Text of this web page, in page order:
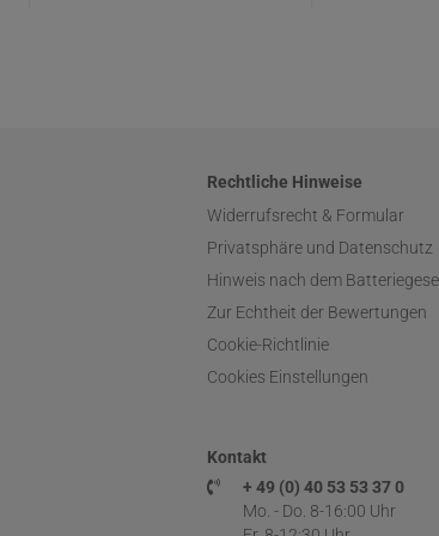
Rechtliche Hinweise
Widerrufsrecht & Formular
Privatsphäre und Datenschutz
Hinweis nach dem
Zur Echtheit der Bewertungen
Cookie-Richtlinie
Cookies Einstellungen
Kontakt
+ 49 (0) 40 53 53 37 0
Mo. - Do. 8-16:00 Uhr